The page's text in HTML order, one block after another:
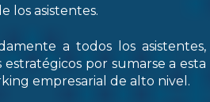
los asistentes.
a todos los asistentes,
estratégicos por sumarse a esta
empresarial de alto nivel.